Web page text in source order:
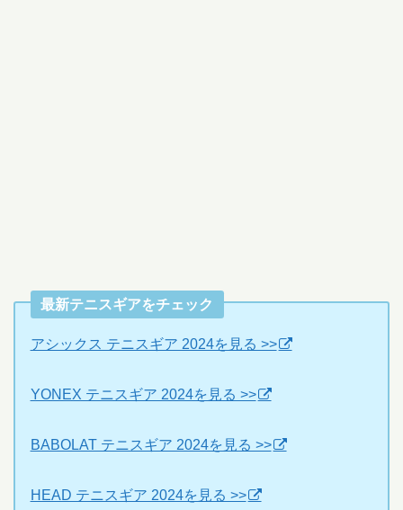
最新テニスギアをチェック
アシックス テニスギア 2024を見る >>
YONEX テニスギア 2024を見る >>
BABOLAT テニスギア 2024を見る >>
HEAD テニスギア 2024を見る >>